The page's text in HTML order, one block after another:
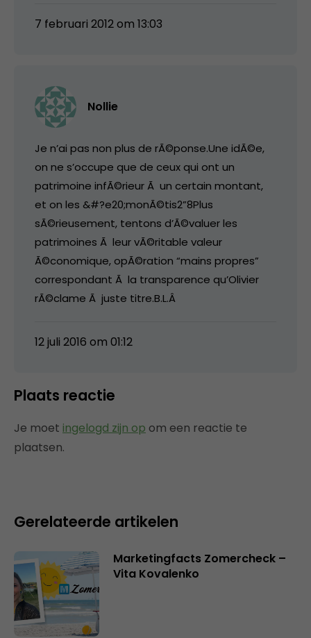
7 februari 2012 om 13:03
Nollie
Je n’ai pas non plus de rÃ©ponse.Une idÃ©e,
on ne s’occupe que de ceux qui ont un
patrimoine infÃ©rieur Ã un certain montant,
et on les &#?e20;monÃ©tis2”8Plus
sÃ©rieusement, tentons d’Ã©valuer les
patrimoines Ã leur vÃ©ritable valeur
Ã©conomique, opÃ©ration “mains propres”
correspondant Ã la transparence qu’Olivier
rÃ©clame Ã juste titre.B.L.Â
12 juli 2016 om 01:12
Plaats reactie
Je moet ingelogd zijn op om een reactie te
plaatsen.
Gerelateerde artikelen
Marketingfacts Zomercheck –
Vita Kovalenko